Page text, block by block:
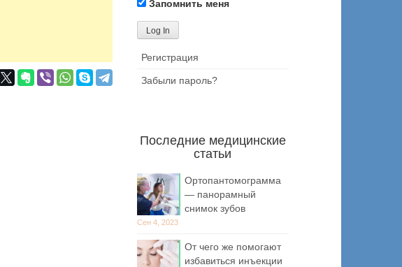
Запомнить меня
Регистрация
Забыли пароль?
Последние медицинские
статьи
Ортопантомограмма
— панорамный
снимок зубов
Сен 4, 2023
От чего же помогают
избавиться инъекции